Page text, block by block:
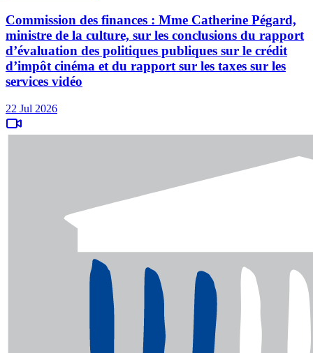
Commission des finances : Mme Catherine Pégard,
ministre de la culture, sur les conclusions du rapport
d’évaluation des politiques publiques sur le crédit
d’impôt cinéma et du rapport sur les taxes sur les
services vidéo
22 Jul 2026